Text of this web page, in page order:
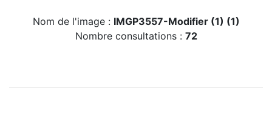
Nom de l'image : IMGP3557-Modifier (1) (1)
Nombre consultations : 72